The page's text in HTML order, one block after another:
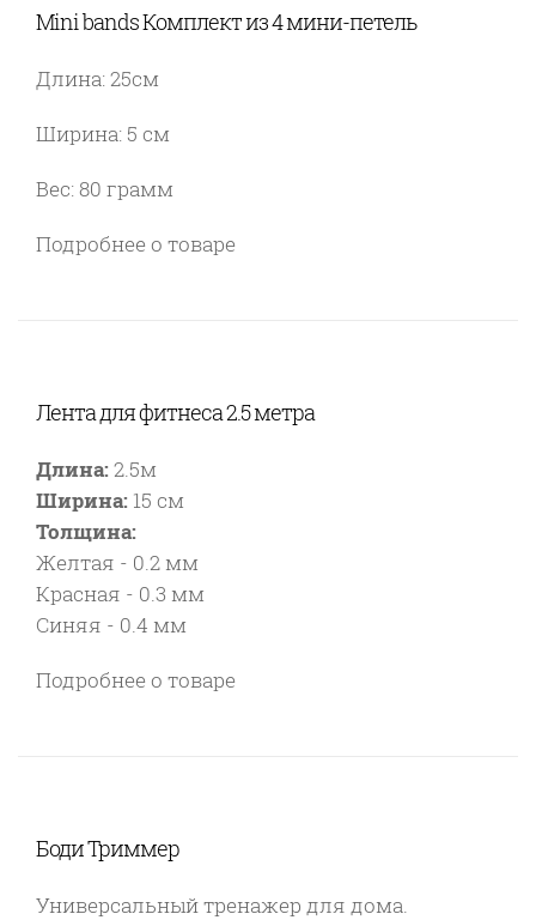
Mini bands Комплект из 4 мини-петель
Длина: 25см
Ширина: 5 см
Вес: 80 грамм
Подробнее о товаре
Лента для фитнеса 2.5 метра
Длина:2.5м
Ширина: 15 см
Толщина:
Желтая - 0.2 мм
Красная - 0.3 мм
Синяя - 0.4 мм
Подробнее о товаре
Боди Триммер
Универсальный тренажер для дома.